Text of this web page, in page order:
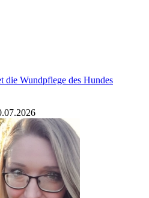
die Wundpflege des Hundes